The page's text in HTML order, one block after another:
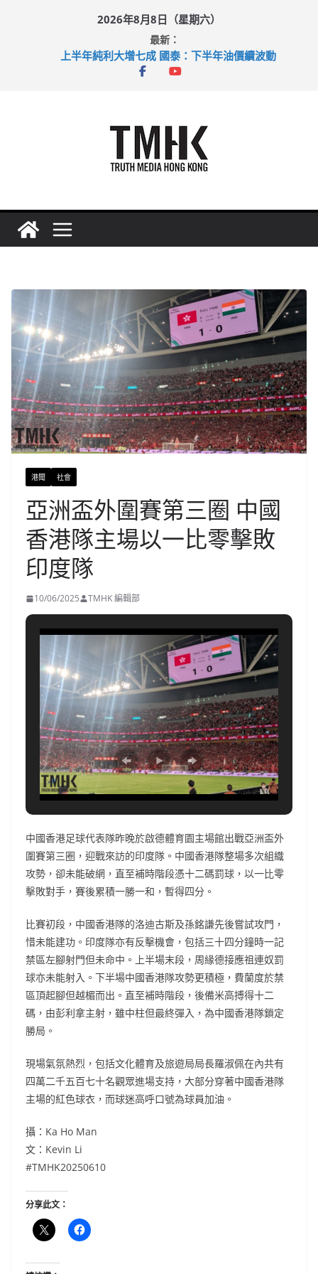
2026年8月8日（星期六）
最新：
上半年純利大增七成 國泰：下半年油價續波動
拜仁熱身賽挫維拉 啟德主場館奪錦標
港聞 社會
亞洲盃外圍賽第三圈 中國
香港隊主場以一比零擊敗
印度隊
10/06/2025 TMHK 編輯部
中國香港足球代表隊昨晚於啟德體育園主場館出戰亞洲盃外
圍賽第三圈，迎戰來訪的印度隊。中國香港隊整場多次組織
攻勢，卻未能破網，直至補時階段憑十二碼罰球，以一比零
擊敗對手，賽後累積一勝一和，暫得四分。
比賽初段，中國香港隊的洛迪古斯及孫銘謙先後嘗試攻門，
惜未能建功。印度隊亦有反擊機會，包括三十四分鐘時一記
禁區左腳射門但未命中。上半場末段，周緣德接應祖連奴罰
球亦未能射入。下半場中國香港隊攻勢更積極，費蘭度於禁
區頂起腳但越楣而出。直至補時階段，後備米高搏得十二
碼，由彭利拿主射，雖中柱但最終彈入，為中國香港隊鎖定
勝局。
現場氣氛熱烈，包括文化體育及旅遊局局長羅淑佩在內共有
四萬二千五百七十名觀眾進場支持，大部分穿著中國香港隊
主場的紅色球衣，而球迷高呼口號為球員加油。
攝：Ka Ho Man
文：Kevin Li
#TMHK20250610
分享此文：